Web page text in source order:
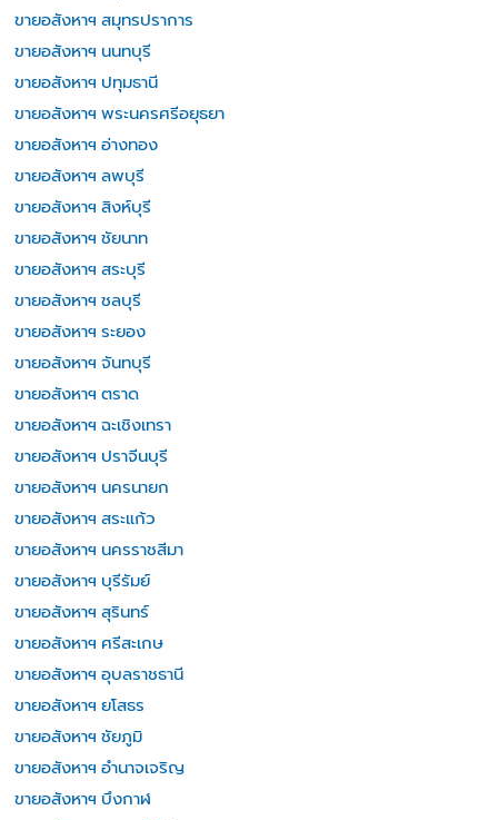
ขายอสังหาฯ สมุทรปราการ
ขายอสังหาฯ นนทบุรี
ขายอสังหาฯ ปทุมธานี
ขายอสังหาฯ พระนครศรีอยุธยา
ขายอสังหาฯ อ่างทอง
ขายอสังหาฯ ลพบุรี
ขายอสังหาฯ สิงห์บุรี
ขายอสังหาฯ ชัยนาท
ขายอสังหาฯ สระบุรี
ขายอสังหาฯ ชลบุรี
ขายอสังหาฯ ระยอง
ขายอสังหาฯ จันทบุรี
ขายอสังหาฯ ตราด
ขายอสังหาฯ ฉะเชิงเทรา
ขายอสังหาฯ ปราจีนบุรี
ขายอสังหาฯ นครนายก
ขายอสังหาฯ สระแก้ว
ขายอสังหาฯ นครราชสีมา
ขายอสังหาฯ บุรีรัมย์
ขายอสังหาฯ สุรินทร์
ขายอสังหาฯ ศรีสะเกษ
ขายอสังหาฯ อุบลราชธานี
ขายอสังหาฯ ยโสธร
ขายอสังหาฯ ชัยภูมิ
ขายอสังหาฯ อำนาจเจริญ
ขายอสังหาฯ บึงกาฬ